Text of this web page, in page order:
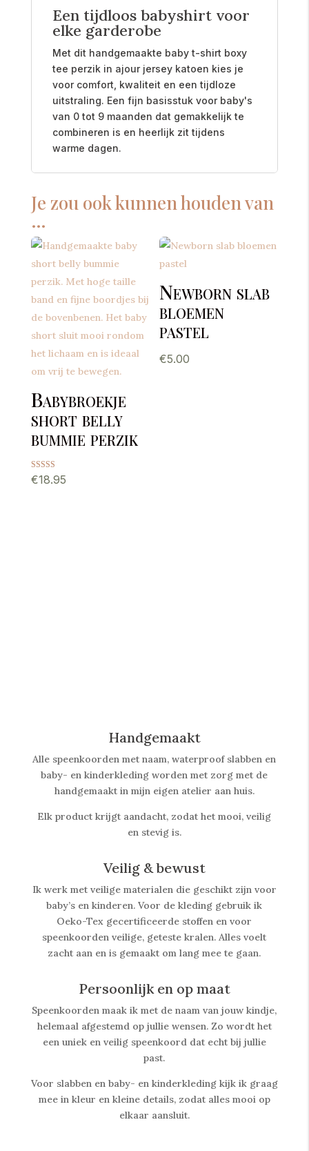
Een tijdloos babyshirt voor
elke garderobe
Met dit handgemaakte baby t-shirt boxy
tee perzik in ajour jersey katoen kies je
voor comfort, kwaliteit en een tijdloze
uitstraling. Een fijn basisstuk voor baby's
van 0 tot 9 maanden dat gemakkelijk te
combineren is en heerlijk zit tijdens
warme dagen.
Je zou ook kunnen houden van
…
Babybroekje
short belly
bummie perzik
Gewaardeerd
5.00
€18.95
Newborn slab
bloemen
pastel
€5.00
Handgemaakt
Alle speenkoorden met naam, waterproof slabben en
baby- en kinderkleding worden met zorg met de
handgemaakt in mijn eigen atelier aan huis.
Elk product krijgt aandacht, zodat het mooi, veilig
en stevig is.
Veilig & bewust
Ik werk met veilige materialen die geschikt zijn voor
baby’s en kinderen. Voor de kleding gebruik ik
Oeko-Tex gecertificeerde stoffen en voor
speenkoorden veilige, geteste kralen. Alles voelt
zacht aan en is gemaakt om lang mee te gaan.
Persoonlijk en op maat
Speenkoorden maak ik met de naam van jouw kindje,
helemaal afgestemd op jullie wensen. Zo wordt het
een uniek en veilig speenkoord dat echt bij jullie
past.
Voor slabben en baby- en kinderkleding kijk ik graag
mee in kleur en kleine details, zodat alles mooi op
elkaar aansluit.